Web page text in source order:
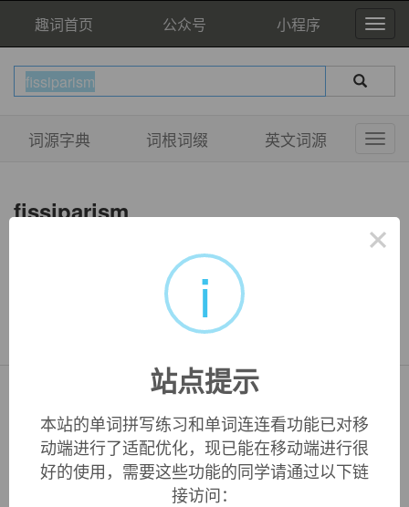
趣词首页 公众号 小程序
词源字典 词根词缀 英文词源
fissiparism
Copyright © QuWord.com All Rights Reserved.
词根大全|联系站长
蜀ICP备19033398号-1
×
i
站点提示
本站的单词拼写练习和单词连连看功能已对移
动端进行了适配优化，现已能在移动端进行很
好的使用，需要这些功能的同学请通过以下链
接访问：